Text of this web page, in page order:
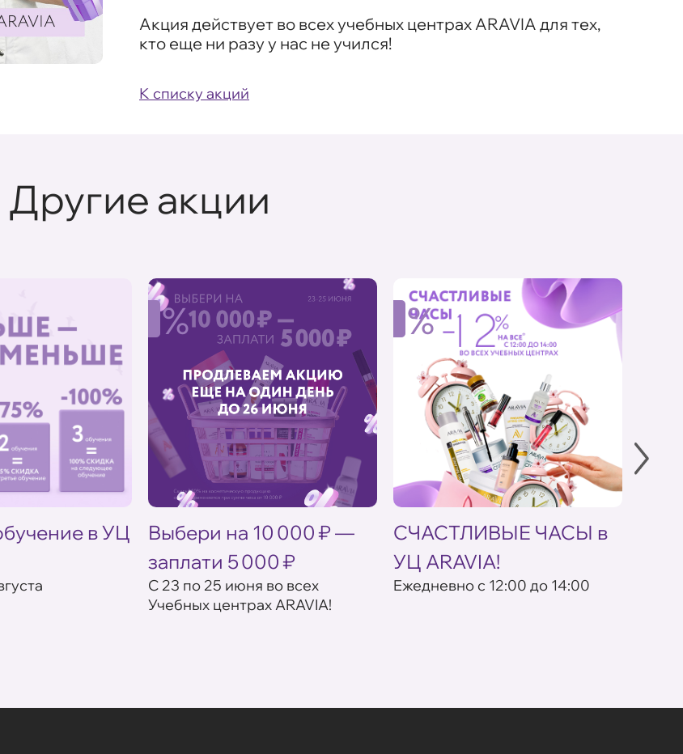
Акция действует во всех учебных центрах ARAVIA для тех,
кто еще ни разу у нас не учился!
К списку акций
Другие акции
в УЦ
%
Выбери на 10 000 ₽ —
заплати 5 000 ₽
С 23 по 25 июня во всех
Учебных центрах ARAVIA!
%
СЧАСТЛИВЫЕ ЧАСЫ в
УЦ ARAVIA!
Eжедневно с 12:00 до 14:00